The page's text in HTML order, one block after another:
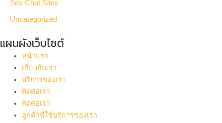
Sex Chat Sites
Uncategorized
แผนผังเว็บไซต์
หน้าแรก
เกี่ยวกับเรา
บริการของเรา
ติดต่อเรา
ติดต่อเรา
ลูกค้าที่ใช้บริการของเรา